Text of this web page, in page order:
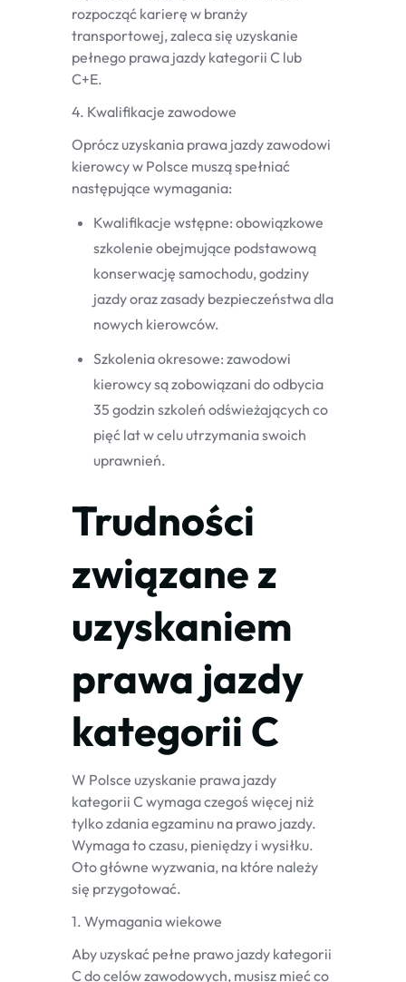
rozpocząć karierę w branży
transportowej, zaleca się uzyskanie
pełnego prawa jazdy kategorii C lub
C+E.
4. Kwalifikacje zawodowe
Oprócz uzyskania prawa jazdy zawodowi
kierowcy w Polsce muszą spełniać
następujące wymagania:
Kwalifikacje wstępne: obowiązkowe
szkolenie obejmujące podstawową
konserwację samochodu, godziny
jazdy oraz zasady bezpieczeństwa dla
nowych kierowców.
Szkolenia okresowe: zawodowi
kierowcy są zobowiązani do odbycia
35 godzin szkoleń odświeżających co
pięć lat w celu utrzymania swoich
uprawnień.
Trudności
związane z
uzyskaniem
prawa jazdy
kategorii C
W Polsce uzyskanie prawa jazdy
kategorii C wymaga czegoś więcej niż
tylko zdania egzaminu na prawo jazdy.
Wymaga to czasu, pieniędzy i wysiłku.
Oto główne wyzwania, na które należy
się przygotować.
1. Wymagania wiekowe
Aby uzyskać pełne prawo jazdy kategorii
C do celów zawodowych, musisz mieć co